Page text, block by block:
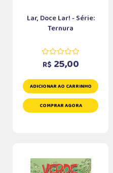
Lar, Doce Lar! - Série:
Ternura
R$ 25,00
ADICIONAR AO CARRINHO
COMPRAR AGORA